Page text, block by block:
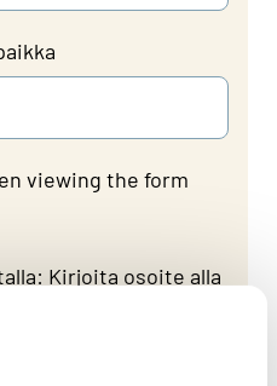
viewing the form
Kirjoita osoite alla
Voit tarkentaa
ilmestyvää